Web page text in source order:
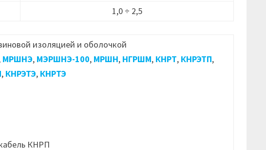
1,0 ÷ 2,5
изоляцией и оболочкой
МРШНЭ, МЭРШНЭ-100, МРШН, НГРШМ, КНРТ, КНРЭТП,
, КНРЭТЭ, КНРТЭ